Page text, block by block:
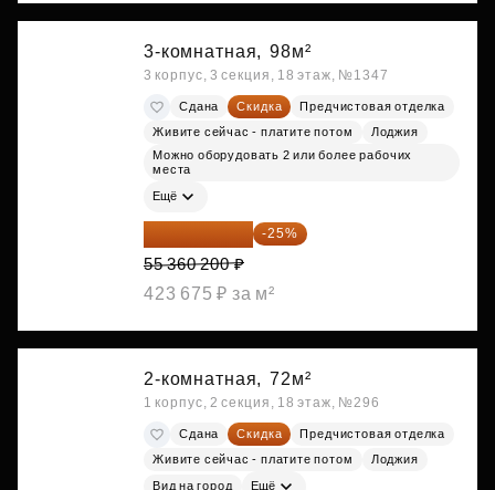
3-комнатная, 98м²
3 корпус, 3 секция, 18 этаж, №1347
Сдана Скидка
Предчистовая отделка
Живите сейчас - платите потом
Лоджия
Можно оборудовать 2 или более рабочих
места
Ещё
41 520 150 ₽ -25%
55 360 200 ₽
423 675 ₽ за м²
2-комнатная, 72м²
1 корпус, 2 секция, 18 этаж, №296
Сдана Скидка
Предчистовая отделка
Живите сейчас - платите потом
Лоджия
Вид на город Ещё